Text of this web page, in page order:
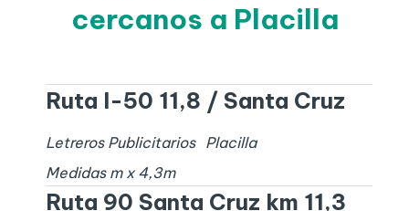
cercanos a Placilla
Ruta I-50 11,8 / Santa Cruz
Letreros Publicitarios
Placilla
Medidas m x 4,3m
Ruta 90 Santa Cruz km 11,3